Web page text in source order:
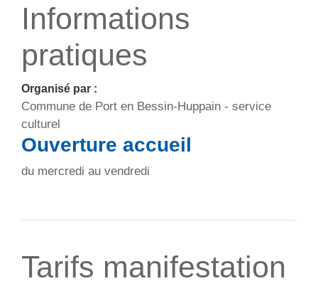
Informations
pratiques
Organisé par :
Commune de Port en Bessin-Huppain - service
culturel
Ouverture accueil
du mercredi au vendredi
Tarifs manifestation